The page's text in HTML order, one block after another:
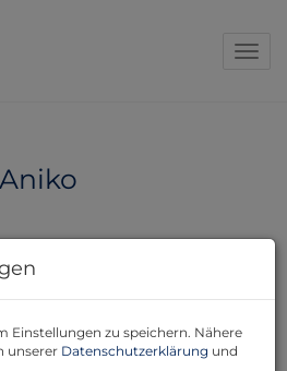
begrüssen. Mit
und Aniko
Einstellungen zu speichern. Nähere
unserer Datenschutzerklärung und